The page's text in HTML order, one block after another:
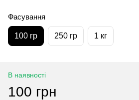
Фасування
100 гр 250 гр 1 кг
В наявності
100 грн